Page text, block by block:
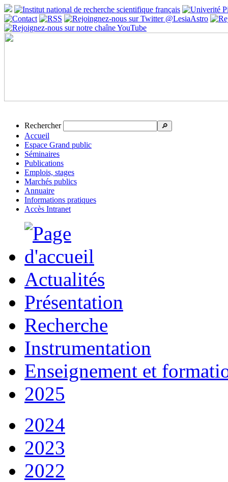
Rechercher 🔎
Accueil
Espace Grand public
Séminaires
Publications
Emplois, stages
Marchés publics
Annuaire
Informations pratiques
Accès Intranet
Actualités
Présentation
Recherche
Instrumentation
Enseignement et
2025
2024
2023
2022